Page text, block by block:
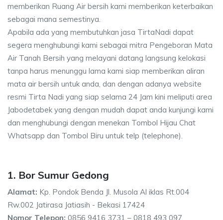
memberikan Ruang Air bersih kami memberikan keterbaikan
sebagai mana semestinya.
Apabila ada yang membutuhkan jasa TirtaNadi dapat
segera menghubungi kami sebagai mitra Pengeboran Mata
Air Tanah Bersih yang melayani datang langsung kelokasi
tanpa harus menunggu lama kami siap memberikan aliran
mata air bersih untuk anda, dan dengan adanya website
resmi Tirta Nadi yang siap selama 24 Jam kini meliputi area
Jabodetabek yang dengan mudah dapat anda kunjungi kami
dan menghubungi dengan menekan Tombol Hijau Chat
Whatsapp dan Tombol Biru untuk telp (telephone).
1. Bor Sumur Gedong
Alamat: Kp. Pondok Benda Jl. Musola Al iklas Rt.004
Rw.002 Jatirasa Jatiasih - Bekasi 17424
Nomor Telepon: 0856 9416 3731 – 0818 493 097